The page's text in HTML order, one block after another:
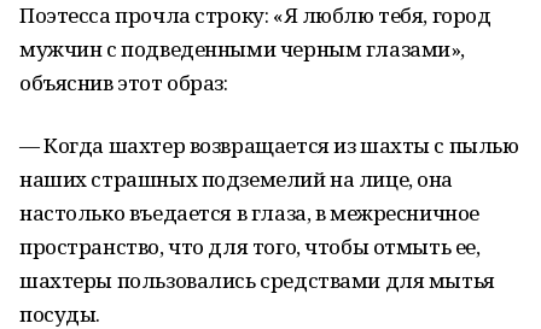
Поэтесса прочла строку: «Я люблю тебя, город
мужчин с подведенными черным глазами»,
объяснив этот образ:
— Когда шахтер возвращается из шахты с пылью
наших страшных подземелий на лице, она
настолько въедается в глаза, в межресничное
пространство, что для того, чтобы отмыть ее,
шахтеры пользовались средствами для мытья
посуды.